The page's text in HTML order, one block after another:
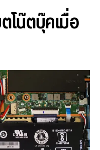
โน๊ตบุ๊คเมื่อ